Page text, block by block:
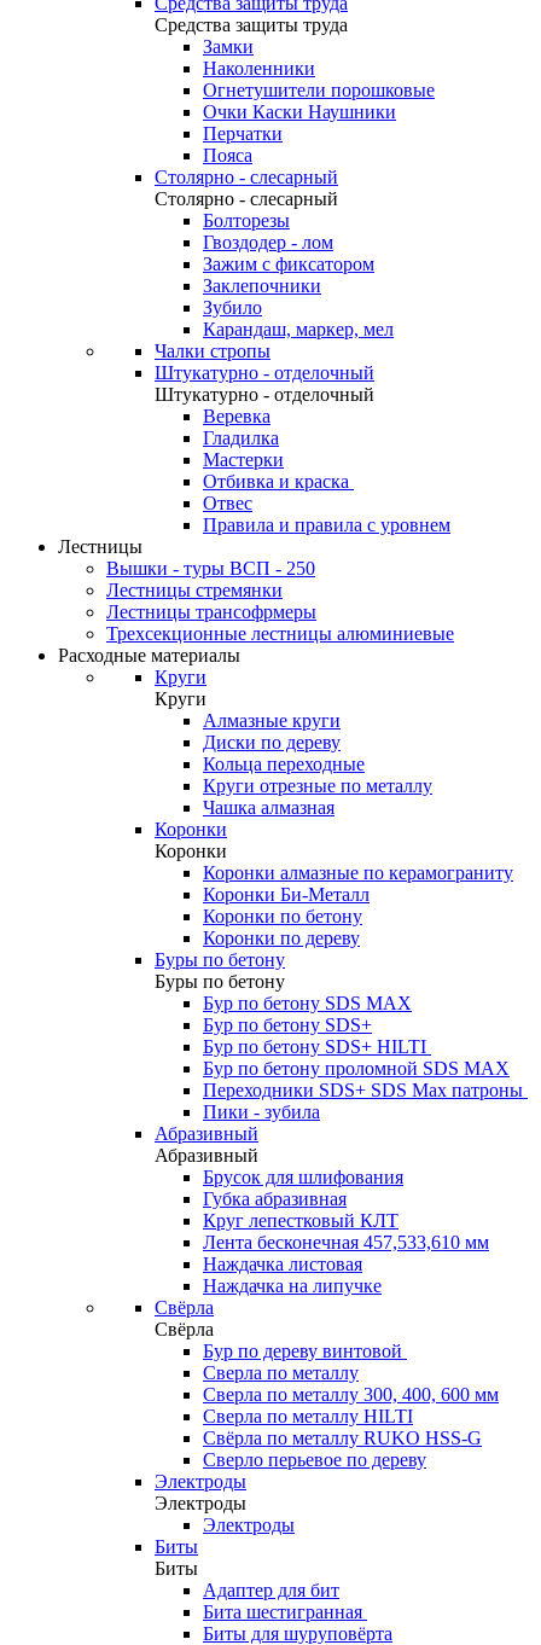
Средства защиты труда
Замки
Наколенники
Огнетушители порошковые
Очки Каски Наушники
Перчатки
Пояса
Столярно - слесарный
Столярно - слесарный
Болторезы
Гвоздодер - лом
Зажим с фиксатором
Заклепочники
Зубило
Карандаш, маркер, мел
Чалки стропы
Штукатурно - отделочный
Штукатурно - отделочный
Веревка
Гладилка
Мастерки
Отбивка и краска
Отвес
Правила и правила с уровнем
Лестницы
Вышки - туры ВСП - 250
Лестницы стремянки
Лестницы трансофрмеры
Трехсекционные лестницы алюминиевые
Расходные материалы
Круги
Круги
Алмазные круги
Диски по дереву
Кольца переходные
Круги отрезные по металлу
Чашка алмазная
Коронки
Коронки
Коронки алмазные по керамограниту
Коронки Би-Металл
Коронки по бетону
Коронки по дереву
Буры по бетону
Буры по бетону
Бур по бетону SDS MAX
Бур по бетону SDS+
Бур по бетону SDS+ HILTI
Бур по бетону проломной SDS MAX
Переходники SDS+ SDS Max патроны
Пики - зубила
Абразивный
Абразивный
Брусок для шлифования
Губка абразивная
Круг лепестковый КЛТ
Лента бесконечная 457,533,610 мм
Наждачка листовая
Наждачка на липучке
Свёрла
Свёрла
Бур по дереву винтовой
Сверла по металлу
Сверла по металлу 300, 400, 600 мм
Сверла по металлу HILTI
Свёрла по металлу RUKO HSS-G
Сверло перьевое по дереву
Электроды
Электроды
Электроды
Биты
Биты
Адаптер для бит
Бита шестигранная
Биты для шуруповёрта